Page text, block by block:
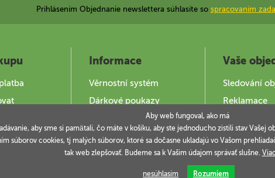
Prihlásením Objednanie newslettera súhlasíte so spracovaním
webu
Informace
Věrnostní systém
Dárkové poukazy
Jak použít DOKY
Vaše
Sledování
Reklamace
Aby web fungoval, ako má
aby sme si pamätali, čo máte v košíku, aby ste jednoducho zistili stav Vašej
súborov cookies, tj malých súborov, ktoré sa dočasne ukladajú vo Vašom
tak web zlepšovať. Budeme sa k Vašim údajom správať slušne.
nesúhlasím Rozumiem